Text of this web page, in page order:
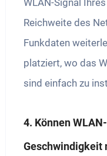
Reichweite des
Funkdaten
platziert, wo das
sind einfach zu
4. Können
Geschwindigkeit